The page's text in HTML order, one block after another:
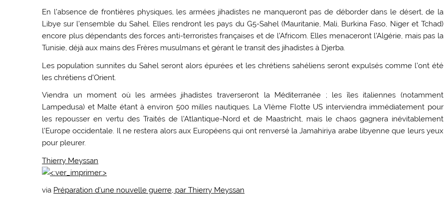
En l’absence de frontières physiques, les armées jihadistes ne manqueront pas de déborder dans le désert, de la
Libye sur l’ensemble du Sahel. Elles rendront les pays du G5-Sahel (Mauritanie, Mali, Burkina Faso, Niger et Tchad)
encore plus dépendants des forces anti-terroristes françaises et de l’Africom. Elles menaceront l’Algérie, mais pas la
Tunisie, déjà aux mains des Frères musulmans et gérant le transit des jihadistes à Djerba.
Les population sunnites du Sahel seront alors épurées et les chrétiens sahéliens seront expulsés comme l’ont été
les chrétiens d’Orient.
Viendra un moment où les armées jihadistes traverseront la Méditerranée ; les îles italiennes (notamment
Lampedusa) et Malte étant à environ 500 milles nautiques. La VIème Flotte US interviendra immédiatement pour
les repousser en vertu des Traités de l’Atlantique-Nord et de Maastricht, mais le chaos gagnera inévitablement
l’Europe occidentale. Il ne restera alors aux Européens qui ont renversé la Jamahiriya arabe libyenne que leurs yeux
pour pleurer.
Thierry Meyssan
via Préparation d’une nouvelle guerre, par Thierry Meyssan